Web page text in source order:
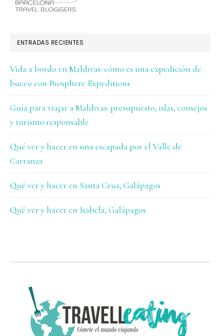
ENTRADAS RECIENTES
Vida a bordo en Maldivas: cómo es una expedición de
buceo con Biosphere Expeditions
Guía para viajar a Maldivas: presupuesto, islas, consejos
y turismo responsable
Qué ver y hacer en una escapada por el Valle de
Carranza
Qué ver y hacer en Santa Cruz, Galápagos
Qué ver y hacer en Isabela, Galápagos
FOOTER